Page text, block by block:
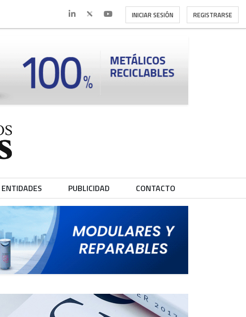
INICIAR SESIÓN REGISTRARSE
ENTIDADES PUBLICIDAD CONTACTO